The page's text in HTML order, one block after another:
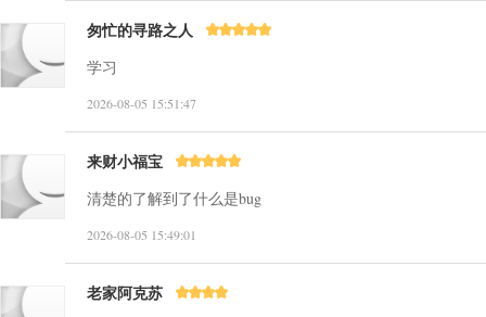
匆忙的寻路之人
学习
2026-08-05 15:51:47
来财小福宝
清楚的了解到了什么是bug
2026-08-05 15:49:01
老家阿克苏